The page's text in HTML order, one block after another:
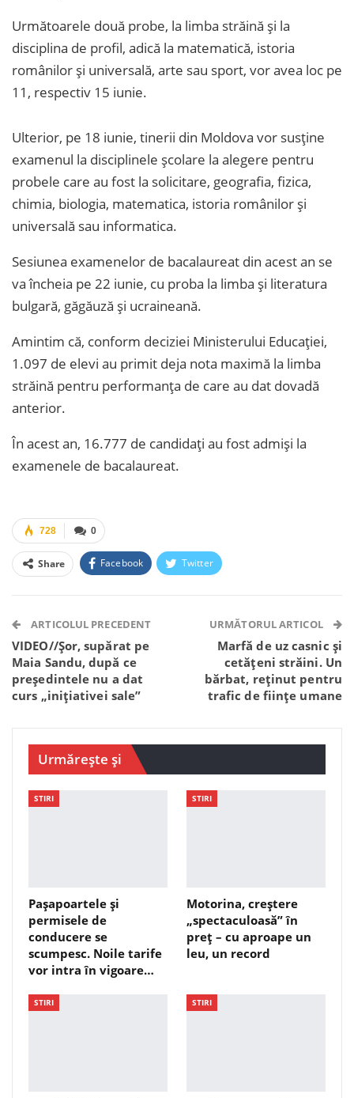
Următoarele două probe, la limba străină și la
disciplina de profil, adică la matematică, istoria
românilor și universală, arte sau sport, vor avea loc pe
11, respectiv 15 iunie.
Ulterior, pe 18 iunie, tinerii din Moldova vor susține
examenul la disciplinele școlare la alegere pentru
probele care au fost la solicitare, geografia, fizica,
chimia, biologia, matematica, istoria românilor și
universală sau informatica.
Sesiunea examenelor de bacalaureat din acest an se
va încheia pe 22 iunie, cu proba la limba și literatura
bulgară, găgăuză și ucraineană.
Amintim că, conform deciziei Ministerului Educației,
1.097 de elevi au primit deja nota maximă la limba
străină pentru performanța de care au dat dovadă
anterior.
În acest an, 16.777 de candidați au fost admiși la
examenele de bacalaureat.
0
728
Share Facebook Twitter
Telegram WhatsApp Viber
ARTICOLUL PRECEDENT
VIDEO//Șor, supărat pe
Maia Sandu, după ce
președintele nu a dat
curs „inițiativei sale”
URMĂTORUL ARTICOL
Marfă de uz casnic și
cetățeni străini. Un
bărbat, reținut pentru
trafic de ființe umane
Urmărește și
STIRI
Pașapoartele și
permisele de
conducere se
scumpesc. Noile tarife
vor intra în vigoare…
STIRI
Motorina, creștere
„spectaculoasă” în
preț – cu aproape un
leu, un record
STIRI STIRI